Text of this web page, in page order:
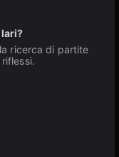
ricerca di partite